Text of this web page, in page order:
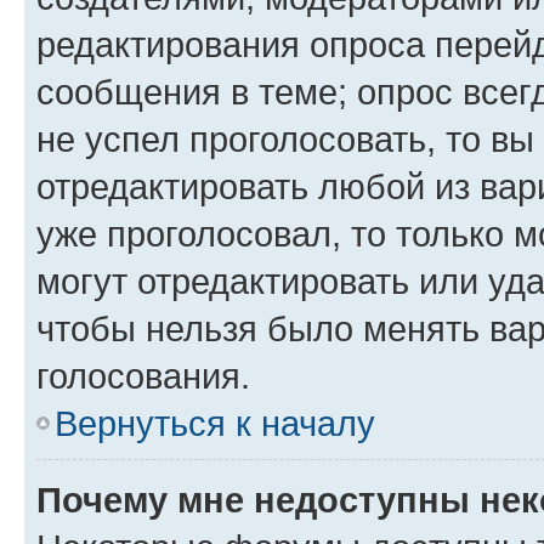
редактирования опроса
сообщения в теме; опрос
не успел проголосовать, то
отредактировать любой из
уже проголосовал, то только
могут отредактировать или
чтобы нельзя было менять
голосования.
Вернуться к началу
Почему мне недоступны